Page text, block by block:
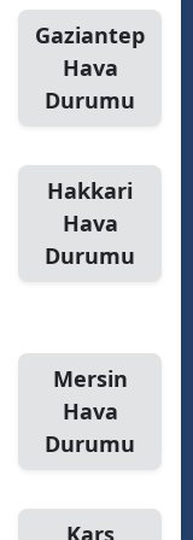
Gaziantep
Hava
Durumu
Hakkari
Hava
Durumu
Mersin
Hava
Durumu
Kars